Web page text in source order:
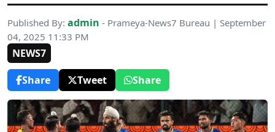
Published By: admin - Prameya-News7 Bureau | September
04, 2025 11:33 PM
NEWS7
Share
Tweet Share